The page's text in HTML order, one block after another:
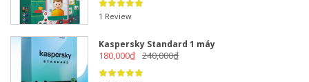
1 Review
Kaspersky Standard 1 máy
240,000₫
180,000₫